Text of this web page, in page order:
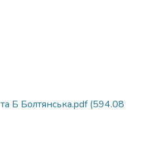
Б Болтянська.pdf(594.08